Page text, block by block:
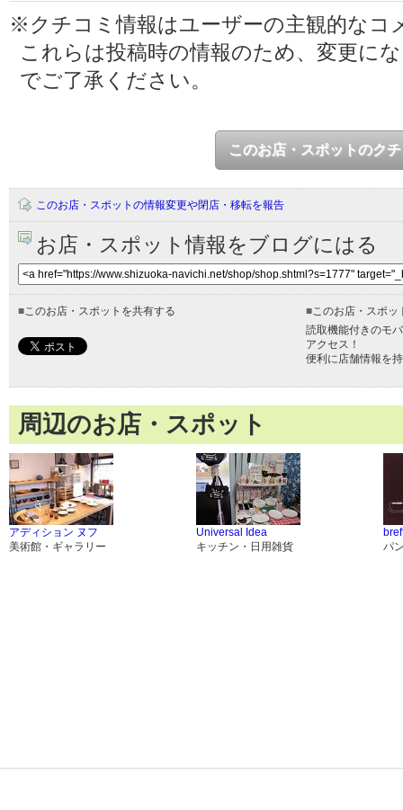
※クチコミ情報はユーザーの主観的なコ
これらは投稿時の情報のため、変更に
でご了承ください。
このお店・スポットのク
このお店・スポットの情報変更や閉店・移転を報告
お店・スポット情報をブログにはる
■このお店・スポットを共有する ■このお店・スポッ
読取機能付きのモ
アクセス！
便利に店舗情報を
周辺のお店・スポット
アディション ヌフ
美術館・ギャラリー
Universal Idea
キッチン・日用雑貨
パ